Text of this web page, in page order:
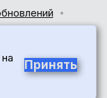
Принять